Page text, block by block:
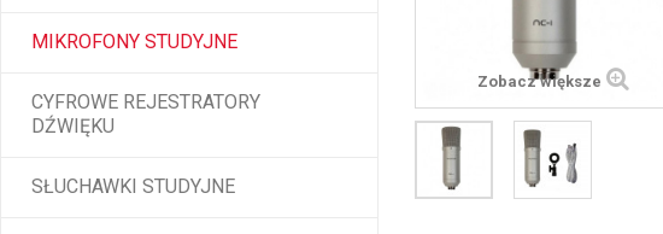
MIKROFONY STUDYJNE
CYFROWE REJESTRATORY
DŹWIĘKU
SŁUCHAWKI STUDYJNE
Zobacz większe